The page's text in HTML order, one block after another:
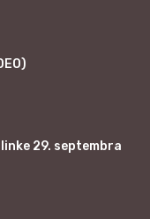
29. septembra